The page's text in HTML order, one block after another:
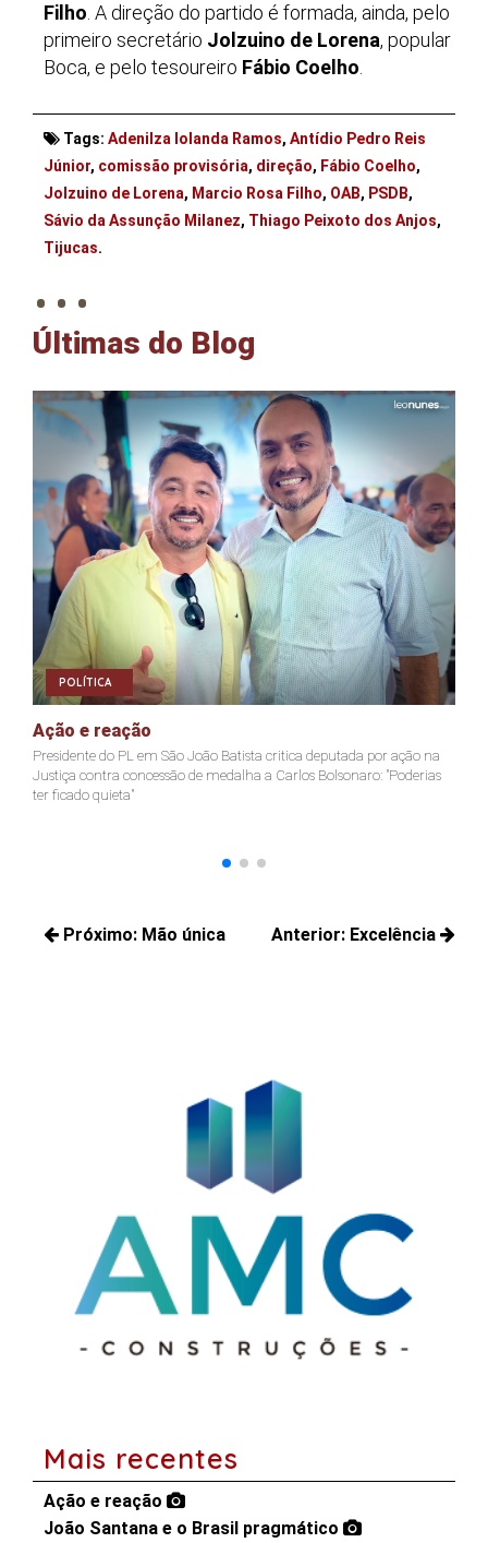
Filho . A direção do partido é formada, ainda, pelo
primeiro secretário Jolzuino de Lorena, popular
Boca, e pelo tesoureiro Fábio Coelho
Tags: Adenilza Iolanda Ramos, Antídio Pedro Reis
Júnior, comissão provisória, direção, Fábio Coelho,
Jolzuino de Lorena, Marcio Rosa Filho, OAB, PSDB,
Sávio da Assunção Milanez, Thiago Peixoto dos Anjos,
Tijucas.
. . .
Últimas do Blog
POLÍTICA
Ação e reação
Presidente do PL em São João Batista critica deputada por ação na
Justiça contra concessão de medalha a Carlos Bolsonaro: "Poderias
ter ficado quieta"
Navegação
Anterior: Excelência
Próximo: Mão única
Mais recentes
Ação e reação
João Santana e o Brasil pragmático